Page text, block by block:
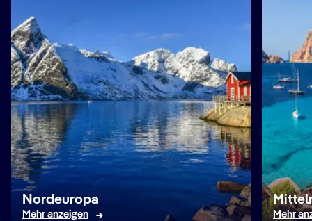
Nordeuropa
Mehr anzeigen Mehr